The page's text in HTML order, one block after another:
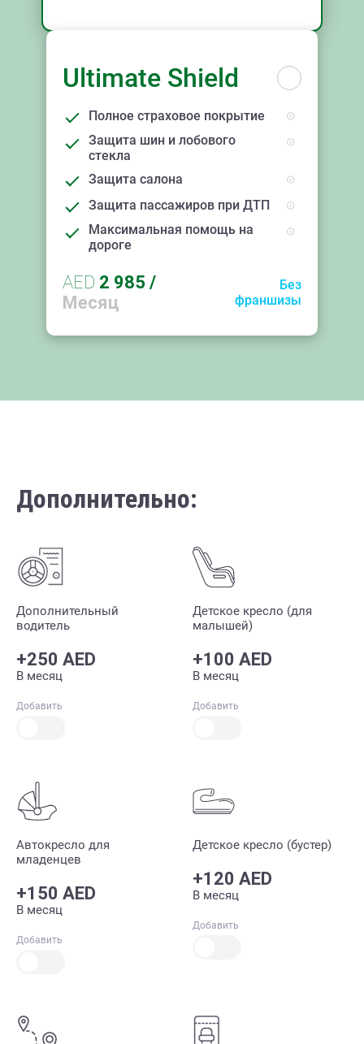
Ultimate Shield
Полное страховое покрытие
Защита шин и лобового
стекла
Защита салона
Защита пассажиров при ДТП
Максимальная помощь на
дороге
AED 2 985 /
Месяц
Без
франшизы
Дополнительно:
Дополнительный
водитель
+250 AED
В месяц
Добавить
Детское кресло (для
малышей)
+100 AED
В месяц
Добавить
Автокресло для
младенцев
+150 AED
В месяц
Добавить
Детское кресло (бустер)
+120 AED
В месяц
Добавить